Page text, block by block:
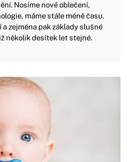
Nosíme nové oblečení,
máme stále méně času.
zejména pak základy slušné
několik desítek let stejné.